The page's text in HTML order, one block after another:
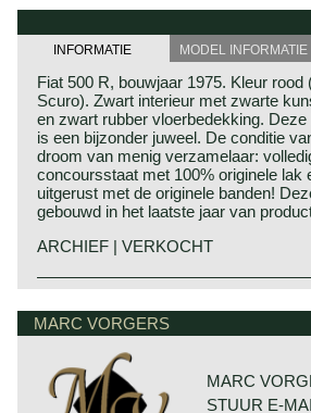
INFORMATIE MODEL INFORMATIE
Fiat 500 R, bouwjaar 1975. Kleur rood
Scuro). Zwart interieur met zwarte
en zwart rubber vloerbedekking. Deze
is een bijzonder juweel. De conditie
droom van menig verzamelaar:
concoursstaat met 100% originele lak
uitgerust met de originele banden!
gebouwd in het laatste jaar van
ARCHIEF | VERKOCHT
De Fiat 500 R werd gebouwd van
500 R kan worden herkend aan de
van bumperrozetten en aan het
op de voorkant. De 500 R werd
tijd als de nieuwe Fiat 126. Beide
MARC VORGERS
MARC
STUUR E-